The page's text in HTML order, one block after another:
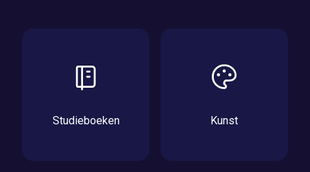
Studieboeken Kunst